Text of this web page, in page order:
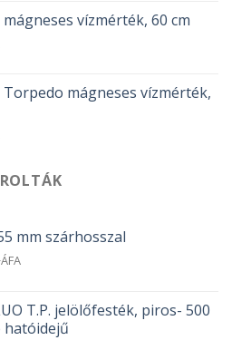
vízmérték, 60 cm
mágneses vízmérték,
mm szárhosszal
Ft. T.P. jelölőfesték, piros- 500
hatóidejű